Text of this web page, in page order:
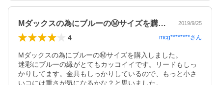
Mダックスの為にブルーのⓂ︎サイズを購… 2019/9/25
4 mcg********さん
Mダックスの為にブルーのⓂ︎サイズを購入しました。
迷彩にブルーの縁がとてもカッコイイです。リードもしっ
かりしてます。金具もしっかりしているので、もっと小さ
いコには重さが気になるかな？と思いました。